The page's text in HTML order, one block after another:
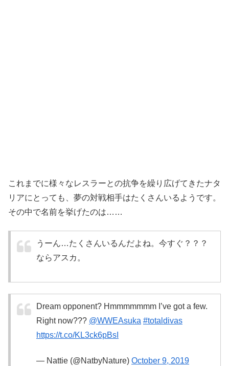
これまでに様々なレスラーとの抗争を繰り広げてきたナタ
リアにとっても、夢の対戦相手はたくさんいるようです。
その中で名前を挙げたのは……
うーん…たくさんいるんだよね。今すぐ？？？
ならアスカ。
Dream opponent? Hmmmmmmm I’ve got a few.
Right now??? @WWEAsuka #totaldivas
https://t.co/KL3ck6pBsI
— Nattie (@NatbyNature) October 9, 2019